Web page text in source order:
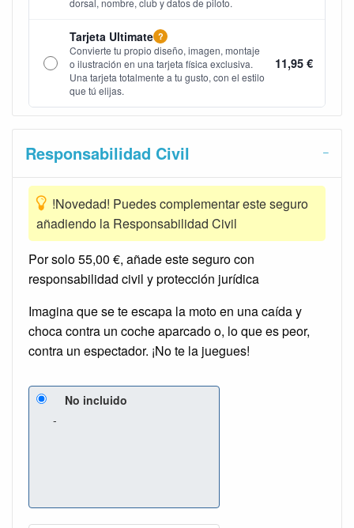
dorsal, nombre, club y datos de piloto.
Tarjeta Ultimate ?
Convierte tu propio diseño, imagen, montaje
o ilustración en una tarjeta física exclusiva.
Una tarjeta totalmente a tu gusto, con el estilo
que tú elijas.
11,95 €
Responsabilidad Civil
!Novedad! Puedes complementar este seguro
añadiendo la Responsabilidad Civil
Por solo 55,00 €, añade este seguro con
responsabilidad civil y protección jurídica
Imagina que se te escapa la moto en una caída y
choca contra un coche aparcado o, lo que es peor,
contra un espectador. ¡No te la juegues!
No incluido
-